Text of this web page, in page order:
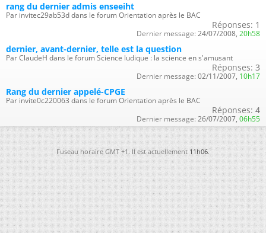
rang du dernier admis enseeiht
Par invitec29ab53d dans le forum Orientation après le BAC
Réponses: 1
Dernier message: 24/07/2008, 20h58
dernier, avant-dernier, telle est la question
Par ClaudeH dans le forum Science ludique : la science en s'amusant
Réponses: 3
Dernier message: 02/11/2007, 10h17
Rang du dernier appelé-CPGE
Par invite0c220063 dans le forum Orientation après le BAC
Réponses: 4
Dernier message: 26/07/2007, 06h55
Fuseau horaire GMT +1. Il est actuellement11h06.